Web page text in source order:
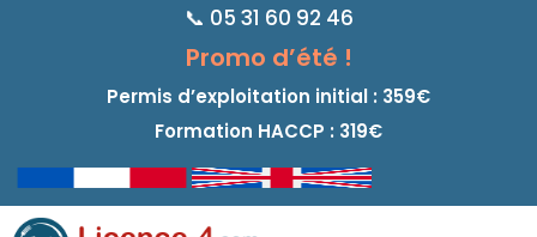
📞 05 31 60 92 46
Promo d’été !
Permis d’exploitation initial : 359€
Formation HACCP : 319€